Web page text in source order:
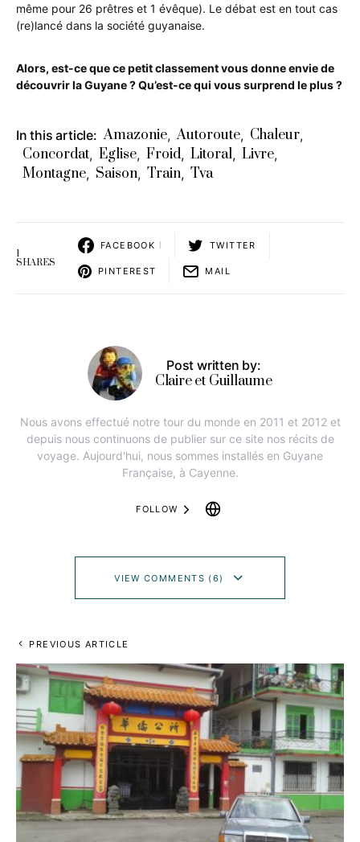
même pour 26 prêtres et 1 évêque). Le débat est en tout cas
(re)lancé dans la société guyanaise.
Alors, est-ce que ce petit classement vous donne envie de
découvrir la Guyane ? Qu’est-ce qui vous surprend le plus ?
In this article: Amazonie, Autoroute, Chaleur,
Concordat, Eglise, Froid, Litoral, Livre,
Montagne, Saison, Train, Tva
1
SHARES
FACEBOOK TWITTER
PINTEREST MAIL
Post written by:
Claire et Guillaume
Nous avons effectué notre tour du monde en 2011 et 2012 et
depuis nous continuons de publier sur ce site nos récits de
voyage. Aujourd'hui, nous sommes installés en Guyane
Française, à Cayenne.
FOLLOW
VIEW COMMENTS (6)
PREVIOUS ARTICLE